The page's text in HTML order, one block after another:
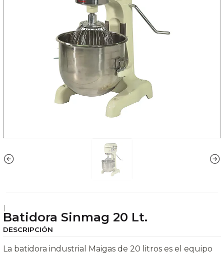
|
Batidora Sinmag 20 Lt.
DESCRIPCIÓN
La batidora industrial Maigas de 20 litros es el equipo